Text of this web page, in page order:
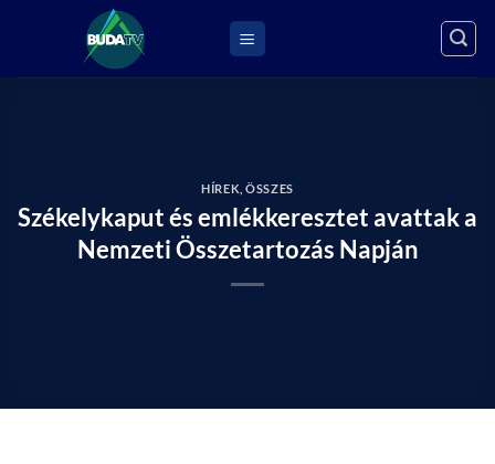
HÍREK ,ÖSSZES
Székelykaput és emlékkeresztet avattak a
Nemzeti Összetartozás Napján